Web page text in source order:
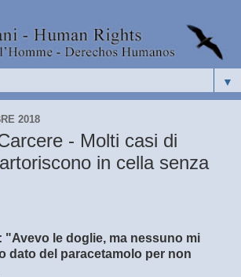
▼
2018
- Molti casi di
in cella senza
"Avevo le doglie, ma nessuno mi
dato del paracetamolo per non